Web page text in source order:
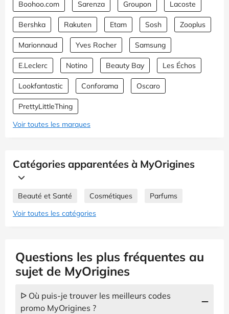
Boohoo.com Sarenza Groupon Lacoste
Bershka Rakuten Etam Sosh Zooplus
Marionnaud Yves Rocher Samsung
E.Leclerc Notino Beauty Bay Les Échos
Lookfantastic Conforama Oscaro
PrettyLittleThing
Voir toutes les marques
Catégories apparentées à MyOrigines
Beauté et Santé Cosmétiques
Parfums
Voir toutes les catégories
Questions les plus fréquentes au
sujet de MyOrigines
ᐅ Où puis-je trouver les meilleurs codes
promo MyOrigines ?